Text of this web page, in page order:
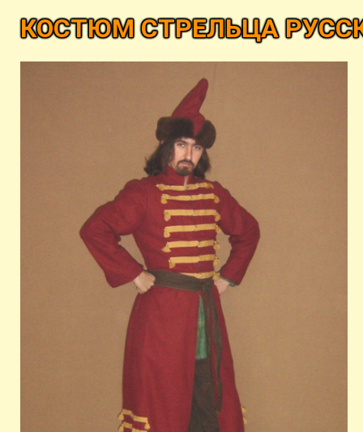
КОСТЮМ СТРЕЛЬЦА